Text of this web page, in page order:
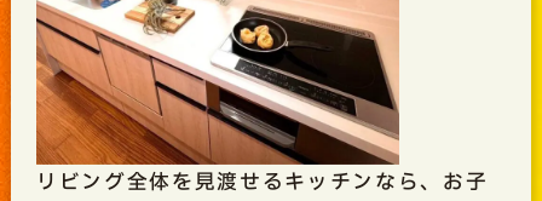
リビング全体を見渡せるキッチンなら、お子